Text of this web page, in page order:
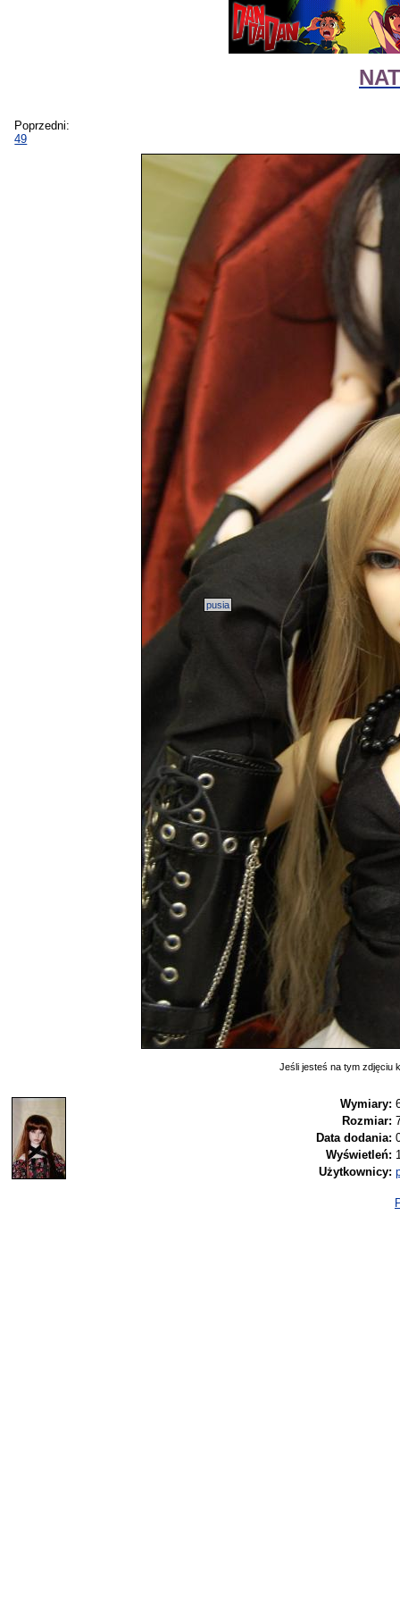
Poprzedni:
49
pusia
Jeśli jesteś na tym zdjęciu
Wymiary:
Rozmiar:
Data dodania:
Wyświetleń:
Użytkownicy: